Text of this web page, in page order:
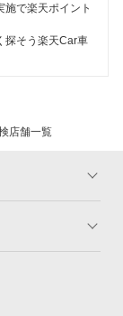
で楽天ポイント
探そう楽天Car車
店舗一覧